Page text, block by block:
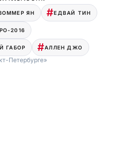
ЯН ЕДВАЙ ТИН
2016
ГАБОР АЛЛЕН ДЖО
Петербурге»